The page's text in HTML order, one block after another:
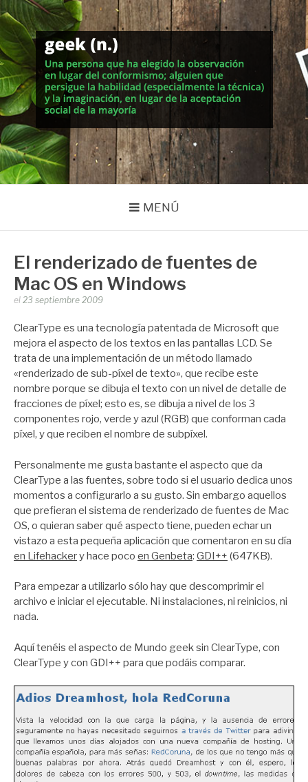
Saltar
al
contenido
MUNDO GEEK
Vida inteligente en la geekosfera
MENÚ
El renderizado de fuentes de
Mac OS en Windows
Publicado
Zootropo
el 23 septiembre 2009
ClearType es una tecnología patentada de Microsoft que
mejora el aspecto de los textos en las pantallas LCD. Se
trata de una implementación de un método llamado
«renderizado de sub-píxel de texto», que recibe este
nombre porque se dibuja el texto con un nivel de detalle de
fracciones de píxel; esto es, se dibuja a nivel de los 3
componentes rojo, verde y azul (RGB) que conforman cada
píxel, y que reciben el nombre de subpíxel.
Personalmente me gusta bastante el aspecto que da
ClearType a las fuentes, sobre todo si el usuario dedica unos
momentos a configurarlo a su gusto. Sin embargo aquellos
que prefieran el sistema de renderizado de fuentes de Mac
OS, o quieran saber qué aspecto tiene, pueden echar un
vistazo a esta pequeña aplicación que comentaron en su día
en Lifehackery hace poco en Genbeta: GDI++ (647KB).
Para empezar a utilizarlo sólo hay que descomprimir el
archivo e iniciar el ejecutable. Ni instalaciones, ni reinicios, ni
nada.
Aquí tenéis el aspecto de Mundo geek sin ClearType, con
ClearType y con GDI++ para que podáis comparar.